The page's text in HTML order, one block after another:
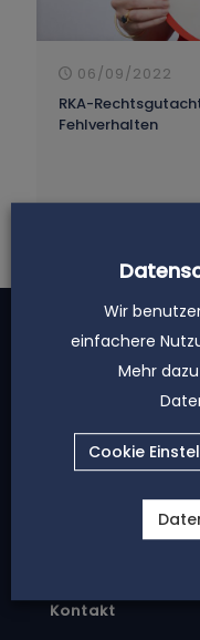
06/09/2022
RKA-
Fehlverhalten
Kontakt
Wir
einfachere
Mehr
Cookie